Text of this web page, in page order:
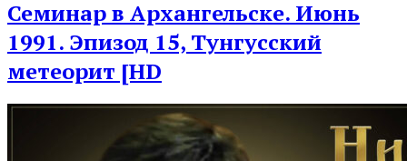
Семинар в Архангельске. Июнь
1991. Эпизод 15, Тунгусский
метеорит [HD